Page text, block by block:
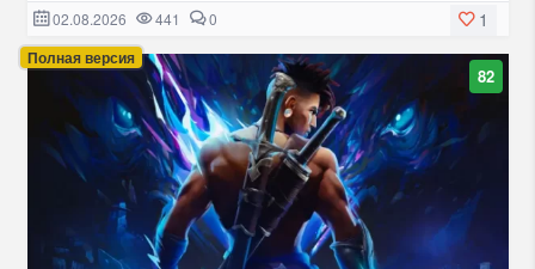
1
02.08.2026 441 0
Полная версия
82